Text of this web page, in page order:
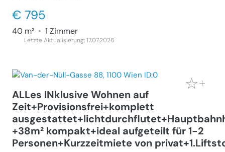
€ 795
40 m² • 1 Zimmer
Letzte Aktualisierung: 17.07.2026
ALLes INklusive Wohnen auf
Zeit+Provisionsfrei+komplett
+38m² kompakt+ideal aufgeteilt für 1-2
Personen+Kurzzeitmiete von